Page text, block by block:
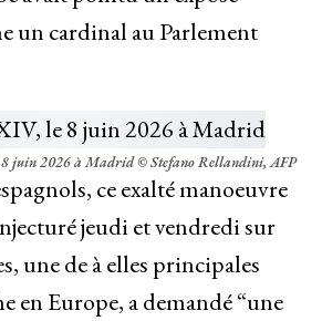
un cardinal au Parlement
juin 2026 à Madrid © Stefano Rellandini, AFP
ce exalté manoeuvre
jeudi et vendredi sur
une de à elles principales
en Europe, a demandé “une